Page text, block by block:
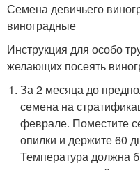
Семена девичьего
виноградные
Инструкция для особо
желающих посеять
За 2 месяца до
семена на
феврале. Поместите
опилки и держите 60
Температура должна